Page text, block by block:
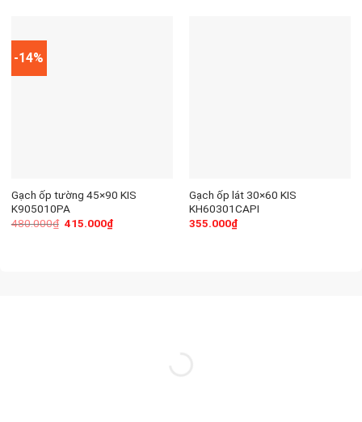
-14%
Gạch ốp tường 45×90 KIS
K905010PA
480.000₫ 415.000₫
Gạch ốp lát 30×60 KIS
KH60301CAPI
355.000₫